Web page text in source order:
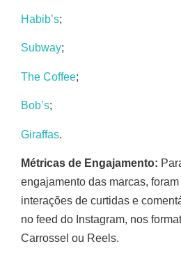
Habib’s;
Subway;
The Coffee;
Bob’s;
Giraffas.
Métricas de Engajamento:
engajamento das marcas,
interações de curtidas e
no feed do Instagram, nos
Carrossel ou Reels.